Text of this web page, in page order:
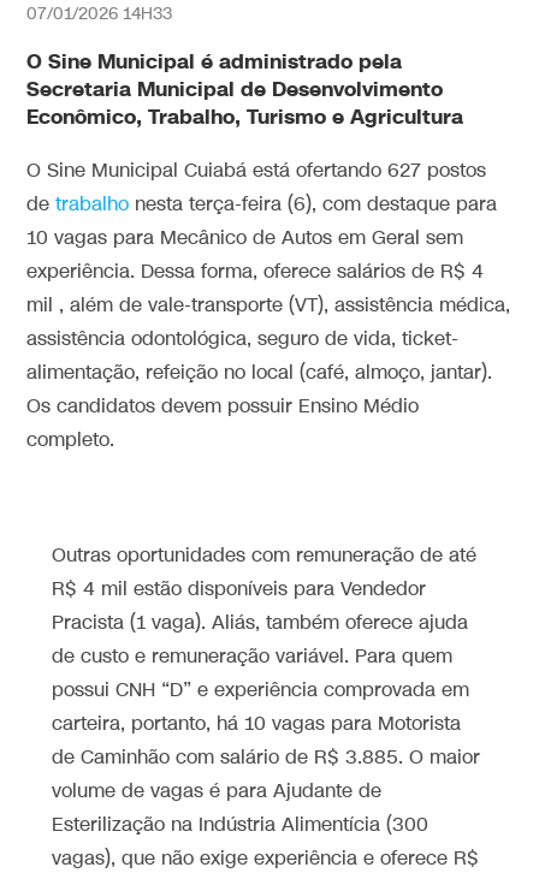
07/01/2026 14H33
O Sine Municipal é administrado pela
Secretaria Municipal de Desenvolvimento
Econômico, Trabalho, Turismo e Agricultura
O Sine Municipal Cuiabá está ofertando 627 postos
detrabalho nesta terça-feira (6), com destaque para
10 vagas para Mecânico de Autos em Geral sem
experiência. Dessa forma, oferece salários de R$ 4
mil , além de vale-transporte (VT), assistência médica,
assistência odontológica, seguro de vida, ticket-
alimentação, refeição no local (café, almoço, jantar).
Os candidatos devem possuir Ensino Médio
completo.
Outras oportunidades com remuneração de até
R$ 4 mil estão disponíveis para Vendedor
Pracista (1 vaga). Aliás, também oferece ajuda
de custo e remuneração variável. Para quem
possui CNH “D” e experiência comprovada em
carteira, portanto, há 10 vagas para Motorista
de Caminhão com salário de R$ 3.885. O maior
volume de vagas é para Ajudante de
Esterilização na Indústria Alimentícia (300
vagas), que não exige experiência e oferece R$